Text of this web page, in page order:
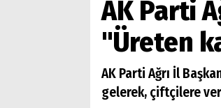
07:00
18:29
AK Parti
"Üreten
AK Parti Ağrı İl
gelerek, çiftçilere